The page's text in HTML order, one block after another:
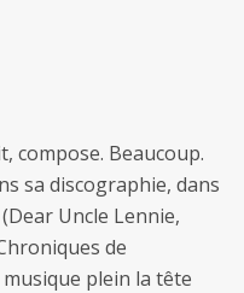
compose. Beaucoup.
sa discographie, dans
Uncle Lennie,
de
plein la tête